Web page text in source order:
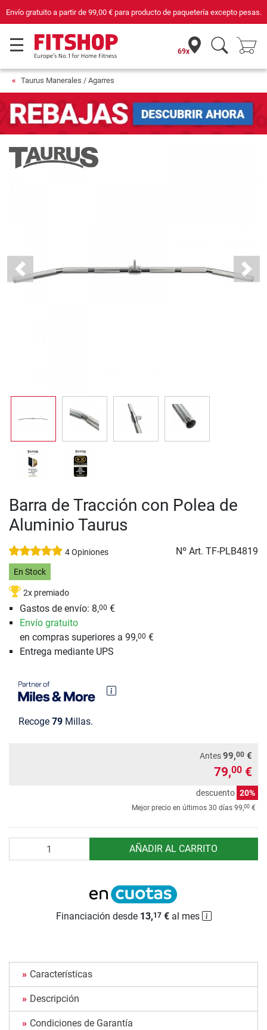
excepto pesas. Compra con seguridad en Fitshop, comercio con sello de
69x
Taurus Manerales / Agarres
Previous Next
Barra de Tracción con Polea de
Aluminio Taurus
4 Opiniones Nº Art. TF-PLB4819
En Stock
2x premiado
Gastos de envío: 8,00 €
Envío gratuito
en compras superiores a 99,00 €
Entrega mediante UPS
Recoge 79 Millas.
Antes99,00 €
79,00 €
descuento 20%
Mejor precio en últimos 30 días 99,00 €
AÑADIR AL CARRITO
Financiación desde 13,17€al mes
Características
Descripción
Condiciones de Garantía